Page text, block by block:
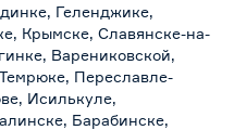
Геленджике,
Крымске, Славянске-на-
Варениковской,
Переславле-
Исилькуле,
Барабинске,